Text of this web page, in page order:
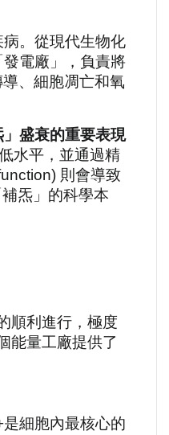
。從現代生物化
電廠」，負責將
、細胞凋亡和氧
盛衰的重要表現
水平，並通過精
則會導致
炁」的科學本
順利進行，極度
能量工廠提供了
細胞內最核心的